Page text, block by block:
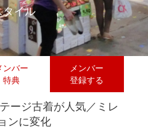
タイル
ンバー
特典
メンバー
登録する
ージ古着が人気／ミレ
ンに変化